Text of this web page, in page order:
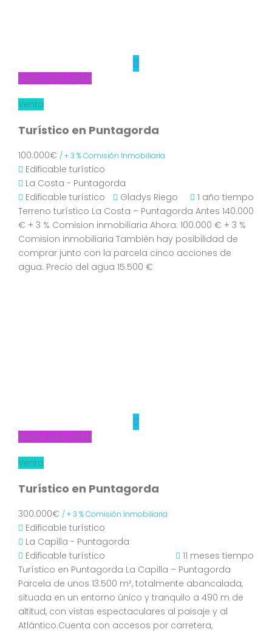
Nuevo a la venta
Venta
Turístico en Puntagorda
100.000€ / + 3 % Comisión Inmobiliaria
Edificable turístico
La Costa - Puntagorda
Edificable turístico
Gladys Riego
1 año tiempo
Terreno turístico La Costa – Puntagorda Antes 140.000
€ + 3 % Comision inmobiliaria Ahora: 100.000 € + 3 %
Comision inmobiliaria También hay posibilidad de
comprar junto con la parcela cinco acciones de
agua. Precio del agua 15.500 €
Nuevo a la venta
Venta
Turístico en Puntagorda
300.000€ / + 3 % Comisión Inmobiliaria
Edificable turístico
La Capilla - Puntagorda
Edificable turístico
11 meses tiempo
Turístico en Puntagorda La Capilla – Puntagorda
Parcela de unos 13.500 m², totalmente abancalada,
situada en un entorno único y tranquilo a 490 m de
altitud, con vistas espectaculares al paisaje y al
Atlántico.Cuenta con accesos por carretera,